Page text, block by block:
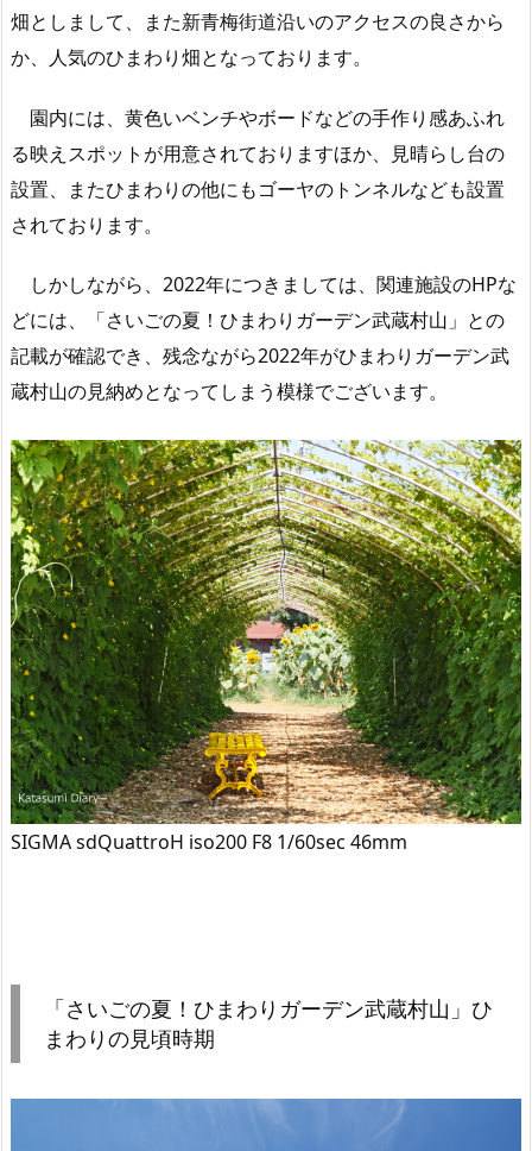
畑としまして、また新青梅街道沿いのアクセスの良さから
か、人気のひまわり畑となっております。
園内には、黄色いベンチやボードなどの手作り感あふれ
る映えスポットが用意されておりますほか、見晴らし台の
設置、またひまわりの他にもゴーヤのトンネルなども設置
されております。
しかしながら、2022年につきましては、関連施設のHPな
どには、「さいごの夏！ひまわりガーデン武蔵村山」との
記載が確認でき、残念ながら2022年がひまわりガーデン武
蔵村山の見納めとなってしまう模様でございます。
SIGMA sdQuattroH iso200 F8 1/60sec 46mm
「さいごの夏！ひまわりガーデン武蔵村山」ひ
まわりの見頃時期